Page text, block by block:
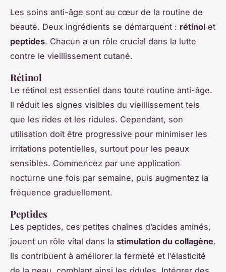
Les soins anti-âge sont au cœur de la routine de
beauté. Deux ingrédients se démarquent : rétinol et
peptides. Chacun a un rôle crucial dans la lutte
contre le vieillissement cutané.
Rétinol
Le rétinol est essentiel dans toute routine anti-âge.
Il réduit les signes visibles du vieillissement tels
que les rides et les ridules. Cependant, son
utilisation doit être progressive pour minimiser les
irritations potentielles, surtout pour les peaux
sensibles. Commencez par une application
nocturne une fois par semaine, puis augmentez la
fréquence graduellement.
Peptides
Les peptides, ces petites chaînes d’acides aminés,
jouent un rôle vital dans la stimulation du collagène.
Ils contribuent à améliorer la fermeté et l’élasticité